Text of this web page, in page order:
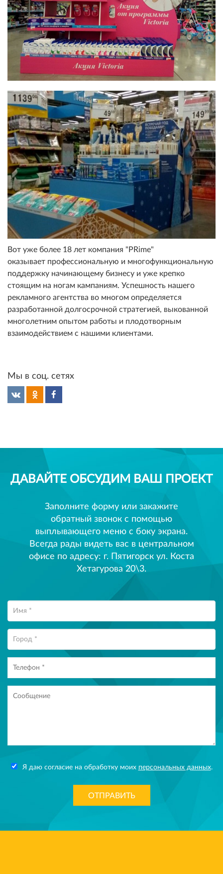
Вот уже более 18 лет компания "PRime"
оказывает профессиональную и многофункциональную
поддержку начинающему бизнесу и уже крепко
стоящим на ногам кампаниям. Успешность нашего
рекламного агентства во многом определяется
разработанной долгосрочной стратегией, выкованной
многолетним опытом работы и плодотворным
взаимодействием с нашими клиентами.
Мы в соц. сетях
ДАВАЙТЕ ОБСУДИМ ВАШ ПРОЕКТ
Заполните форму или закажите
обратный звонок с помощью
выплывающего меню с боку экрана.
Всегда рады видеть вас в центральном
офисе по адресу: г. Пятигорск ул. Коста
Хетагурова 20\3.
Я даю согласие на обработку моих персональных данных.
ОТПРАВИТЬ